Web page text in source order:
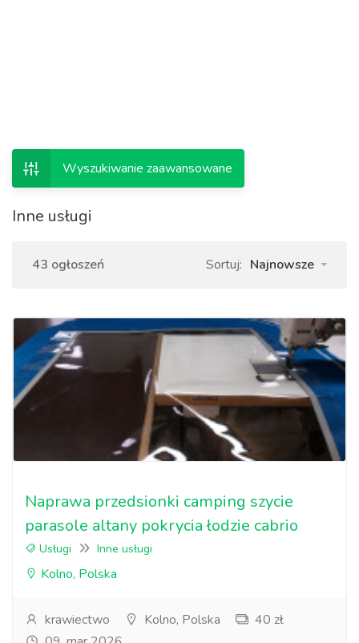
Wyszukiwanie zaawansowane
Inne usługi
43 ogłoszeń Sortuj: Najnowsze
Naprawa przedsionki camping szycie
parasole altany pokrycia łodzie cabrio
Usługi Inne usługi
Kolno, Polska
krawiectwo Kolno, Polska
40 zł